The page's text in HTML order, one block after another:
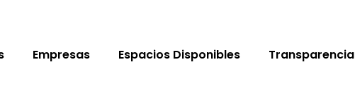
Empresas Espacios Disponibles Transparencia